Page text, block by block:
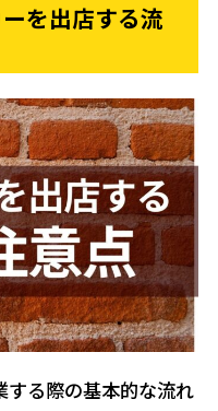
を出店する流
る際の基本的な流れ